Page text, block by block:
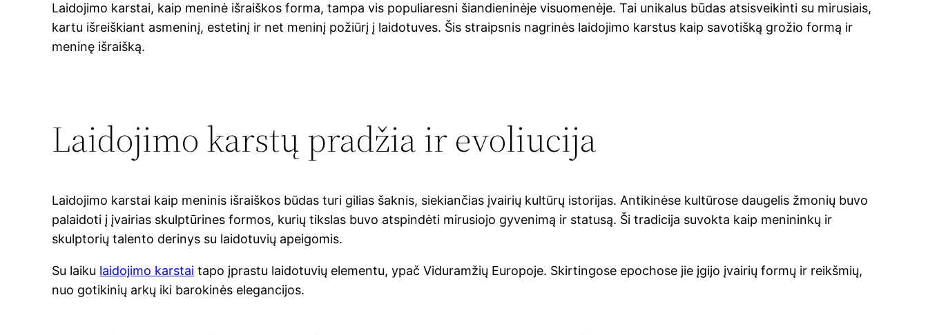
Laidojimo karstai, kaip meninė išraiškos forma, tampa vis populiaresni šiandieninėje visuomenėje. Tai unikalus būdas atsisveikinti su mirusiais,
kartu išreiškiant asmeninį, estetinį ir net meninį požiūrį į laidotuves. Šis straipsnis nagrinės laidojimo karstus kaip savotišką grožio formą ir
meninę išraišką.
Laidojimo karstų pradžia ir evoliucija
Laidojimo karstai kaip meninis išraiškos būdas turi gilias šaknis, siekiančias įvairių kultūrų istorijas. Antikinėse kultūrose daugelis žmonių buvo
palaidoti į įvairias skulptūrines formos, kurių tikslas buvo atspindėti mirusiojo gyvenimą ir statusą. Ši tradicija suvokta kaip menininkų ir
skulptorių talento derinys su laidotuvių apeigomis.
Su laiku laidojimo karstai tapo įprastu laidotuvių elementu, ypač Viduramžių Europoje. Skirtingose epochose jie įgijo įvairių formų ir reikšmių,
nuo gotikinių arkų iki barokinės elegancijos.